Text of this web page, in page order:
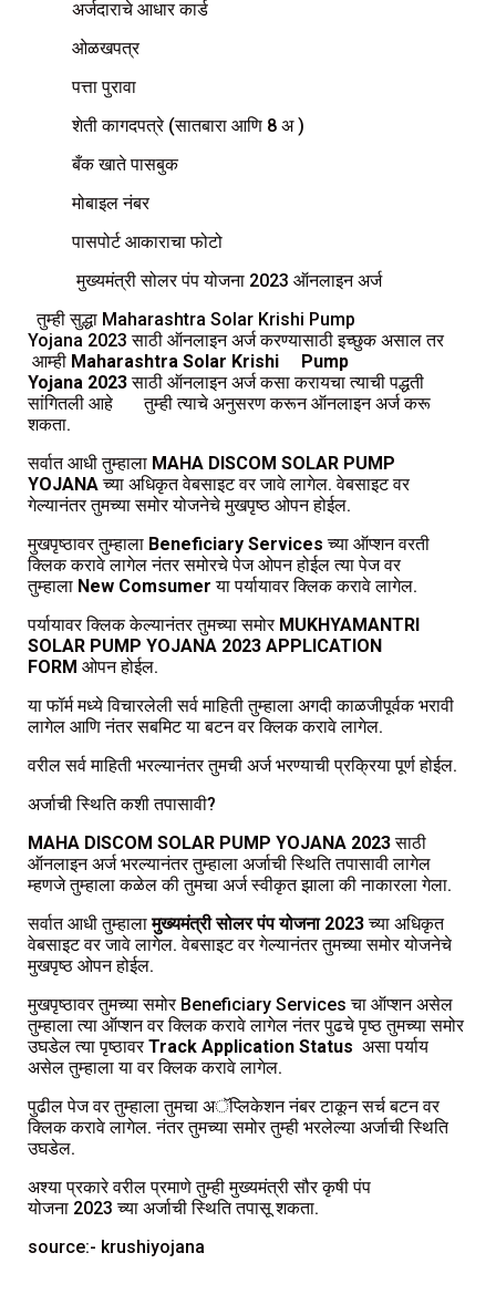
अर्जदाराचे आधार कार्ड
ओळखपत्र
पत्ता पुरावा
शेती कागदपत्रे (सातबारा आणि 8 अ )
बँक खाते पासबुक
मोबाइल नंबर
पासपोर्ट आकाराचा फोटो
मुख्यमंत्री सोलर पंप योजना 2023 ऑनलाइन अर्ज
तुम्ही सुद्धा Maharashtra Solar Krishi Pump
Yojana 2023 साठी ऑनलाइन अर्ज करण्यासाठी इच्छुक असाल तर
आम्ही Maharashtra Solar Krishi Pump
Yojana 2023साठी ऑनलाइन अर्ज कसा करायचा त्याची पद्धती
सांगितली आहे तुम्ही त्याचे अनुसरण करून ऑनलाइन अर्ज करू
शकता.
सर्वात आधी तुम्हाला MAHA DISCOM SOLAR PUMP
YOJANAच्या अधिकृत वेबसाइट वर जावे लागेल. वेबसाइट वर
गेल्यानंतर तुमच्या समोर योजनेचे मुखपृष्ठ ओपन होईल.
मुखपृष्ठावर तुम्हाला Beneficiary Services च्या ऑप्शन वरती
क्लिक करावे लागेल नंतर समोरचे पेज ओपन होईल त्या पेज वर
तुम्हाला New Comsumerया पर्यायावर क्लिक करावे लागेल.
पर्यायावर क्लिक केल्यानंतर तुमच्या समोर MUKHYAMANTRI
SOLAR PUMP YOJANA 2023 APPLICATION
FORM ओपन होईल.
या फॉर्म मध्ये विचारलेली सर्व माहिती तुम्हाला अगदी काळजीपूर्वक भरावी
लागेल आणि नंतर सबमिट या बटन वर क्लिक करावे लागेल.
वरील सर्व माहिती भरल्यानंतर तुमची अर्ज भरण्याची प्रक्रिया पूर्ण होईल.
अर्जाची स्थिति कशी तपासावी?
MAHA DISCOM SOLAR PUMP YOJANA 2023साठी
ऑनलाइन अर्ज भरल्यानंतर तुम्हाला अर्जाची स्थिति तपासावी लागेल
म्हणजे तुम्हाला कळेल की तुमचा अर्ज स्वीकृत झाला की नाकारला गेला.
सर्वात आधी तुम्हालामुख्यमंत्री सोलर पंप योजना 2023च्या अधिकृत
वेबसाइट वर जावे लागेल. वेबसाइट वर गेल्यानंतर तुमच्या समोर योजनेचे
मुखपृष्ठ ओपन होईल.
मुखपृष्ठावर तुमच्या समोर Beneficiary Services चा ऑप्शन असेल
तुम्हाला त्या ऑप्शन वर क्लिक करावे लागेल नंतर पुढचे पृष्ठ तुमच्या समोर
उघडेल त्या पृष्ठावरTrack Application Status असा पर्याय
असेल तुम्हाला या वर क्लिक करावे लागेल.
पुढील पेज वर तुम्हाला तुमचा अॅप्लिकेशन नंबर टाकून सर्च बटन वर
क्लिक करावे लागेल. नंतर तुमच्या समोर तुम्ही भरलेल्या अर्जाची स्थिति
उघडेल.
अश्या प्रकारे वरील प्रमाणे तुम्ही मुख्यमंत्री सौर कृषी पंप
योजना 2023 च्या अर्जाची स्थिति तपासू शकता.
source:- krushiyojana